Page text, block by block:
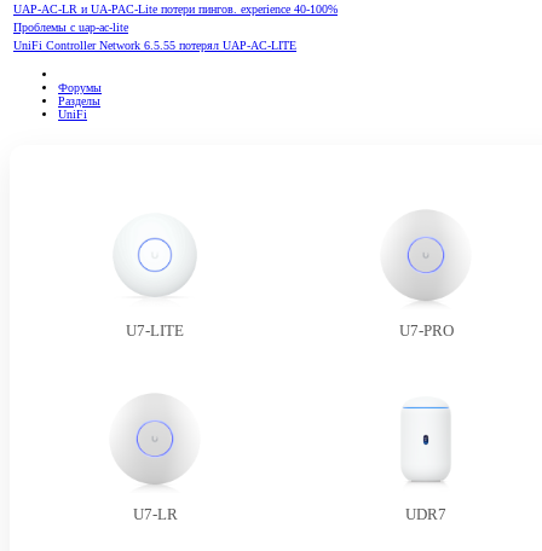
UAP-AC-LR и UA-PAC-Lite потери пингов. experience 40-100%
Проблемы с uap-ac-lite
UniFi Controller Network 6.5.55 потерял UAP-AC-LITE
Форумы
Разделы
UniFi
U7-LITE U7-PRO
U7-LR UDR7